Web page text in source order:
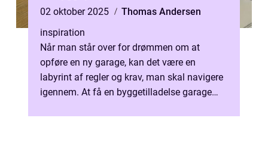
02 oktober 2025
Thomas Andersen
inspiration
Når man står over for drømmen om at
opføre en ny garage, kan det være en
labyrint af regler og krav, man skal navigere
igennem. At få en byggetilladelse garage